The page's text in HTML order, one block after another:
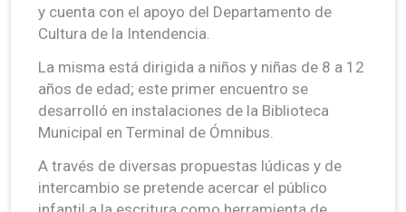
y cuenta con el apoyo del Departamento de
Cultura de la Intendencia.
La misma está dirigida a niños y niñas de 8 a 12
años de edad; este primer encuentro se
desarrolló en instalaciones de la Biblioteca
Municipal en Terminal de Ómnibus.
A través de diversas propuestas lúdicas y de
intercambio se pretende acercar el público